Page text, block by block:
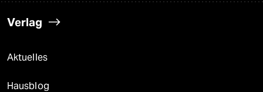
Verlag
Aktuelles
Hausblog